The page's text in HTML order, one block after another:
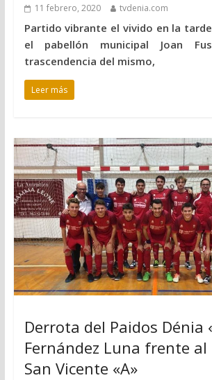
11 febrero, 2020 tvdenia.com
Partido vibrante el vivido en la
el pabellón municipal Joan
trascendencia del mismo,
Leer más
Derrota del Paidos Dénia
Fernández Luna frente al
San Vicente «A»